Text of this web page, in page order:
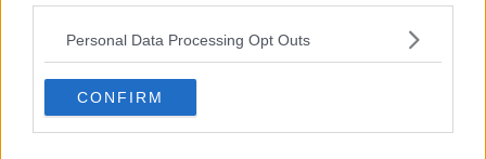
Personal Data Processing Opt Outs
CONFIRM
prevedendo il rinvio, a data da destinarsi, del suo permesso
settimanale.
“Entri e si sieda qui.” disse il Carabiniere indicandogli una poltrona
in similpelle, color mosto rancido.